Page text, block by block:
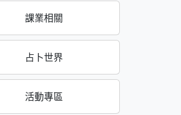
課業相關
占卜世界
活動專區